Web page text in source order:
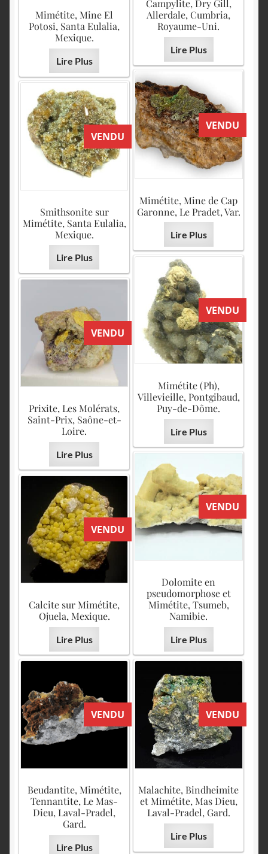
Campylite, Dry Gill,
Allerdale, Cumbria,
Royaume-Uni.
Lire Plus
Mimétite, Mine El
Potosi, Santa Eulalia,
Mexique.
Lire Plus
VENDU
Mimétite, Mine de Cap
Garonne, Le Pradet, Var.
Lire Plus
VENDU
Smithsonite sur
Mimétite, Santa Eulalia,
Mexique.
Lire Plus
VENDU
Mimétite (Ph),
Villevieille, Pontgibaud,
Puy-de-Dôme.
Lire Plus
VENDU
Prixite, Les Molérats,
Saint-Prix, Saône-et-
Loire.
Lire Plus
VENDU
Dolomite en
pseudomorphose et
Mimétite, Tsumeb,
Namibie.
Lire Plus
VENDU
Calcite sur Mimétite,
Ojuela, Mexique.
Lire Plus
VENDU
Beudantite, Mimétite,
Tennantite, Le Mas-
Dieu, Laval-Pradel,
Gard.
Lire Plus
VENDU
Malachite, Bindheimite
et Mimétite, Mas Dieu,
Laval-Pradel, Gard.
Lire Plus